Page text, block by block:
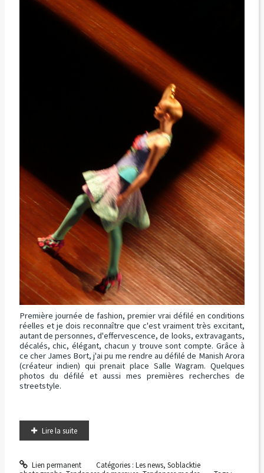
Première journée de fashion, premier vrai défilé en conditions
réelles et je dois reconnaître que c'est vraiment très excitant,
autant de personnes, d'effervescence, de looks, extravagants,
décalés, chic, élégant, chacun y trouve sont compte. Grâce à
ce cher James Bort, j'ai pu me rendre au défilé de Manish Arora
(créateur indien) qui prenait place Salle Wagram. Quelques
photos du défilé et aussi mes premières recherches de
streetstyle.
Lire la suite
Lien permanent Catégories : Les news, Soblacktie